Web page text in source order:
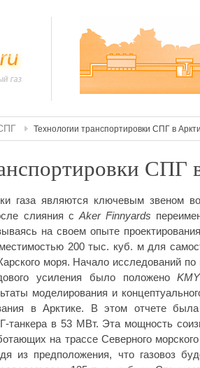
Технологии транспортировки СПГ в
СПГ
газа являются ключевым звеном
слияния сAker Finnyards
на своем опыте
200 тыс. куб. м для
моря. Начало исследований
усиления было положеноKMY
моделирования и
в Арктике. В этом отчете
танкера в 53 МВт. Эта мощность
на трассе Северного
из предположения, что газовоз